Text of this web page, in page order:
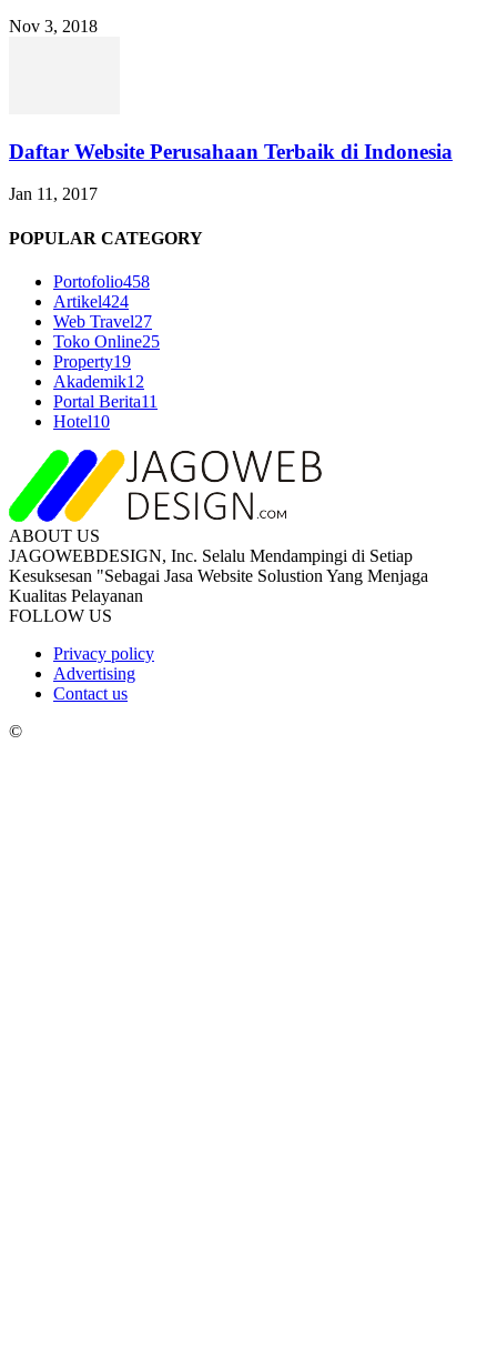
Nov 3, 2018
Daftar Website Perusahaan Terbaik di Indonesia
Jan 11, 2017
POPULAR CATEGORY
Portofolio458
Artikel424
Web Travel27
Toko Online25
Property19
Akademik12
Portal Berita11
Hotel10
ABOUT US
JAGOWEBDESIGN, Inc. Selalu Mendampingi di Setiap
Kesuksesan "Sebagai Jasa Website Solustion Yang Menjaga
Kualitas Pelayanan
FOLLOW US
Privacy policy
Advertising
Contact us
©